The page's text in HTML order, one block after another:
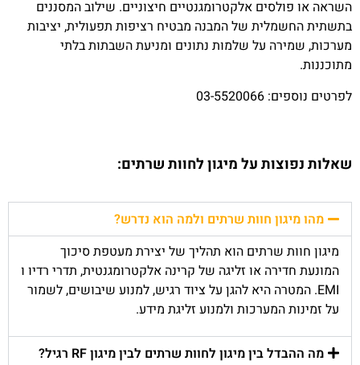
השראה או פולסים אלקטרומגנטיים חיצוניים. שילוב המסננים
בתשתית החשמלית של המבנה מבטיח רציפות תפעולית, יציבות
מערכות, שמירה על שלמות נתונים ומניעת השבתות בלתי
מתוכננות.
לפרטים נוספים: 03-5520066
שאלות נפוצות על מיגון לחוות שרתים:
מהו מיגון חוות שרתים ולמה הוא נדרש?
מיגון חוות שרתים הוא תהליך של יצירת מעטפת סיכוך
המונעת חדירה או זליגה של קרינה אלקטרומגנטית, תדרי רדיו ו
EMI. המטרה היא להגן על ציוד רגיש, למנוע שיבושים, לשמור
על זמינות המערכות ולמנוע זליגת מידע.
מה ההבדל בין מיגון לחוות שרתים לבין מיגון RF רגיל?